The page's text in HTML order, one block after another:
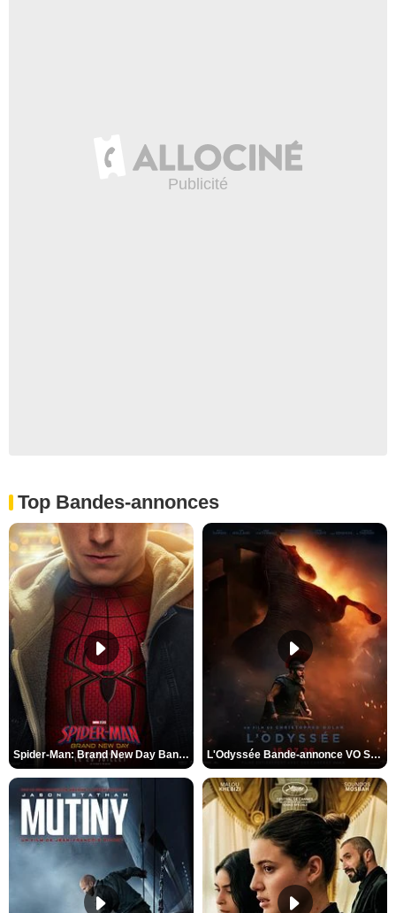
Top Bandes-annonces
Spider-Man: Brand New Day Bande-annonce VO STFR L'Odyssée Bande-annonce VO STFR